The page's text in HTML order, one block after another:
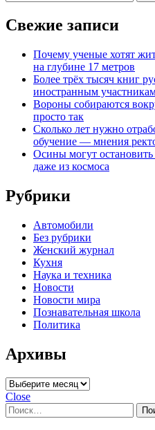
Свежие записи
Почему ученые хотят
на глубине 17 метров
Более трёх тысяч книг
иностранным
Вороны собираются
просто так
Сколько лет нужно
обучение — мнения
Осины могут
даже из космоса
Рубрики
Автомобили
Без рубрики
Женский журнал
Кухня
Наука и техника
Новости
Новости мира
Познавательная школа
Политика
Архивы
Архивы
Close
Найти: